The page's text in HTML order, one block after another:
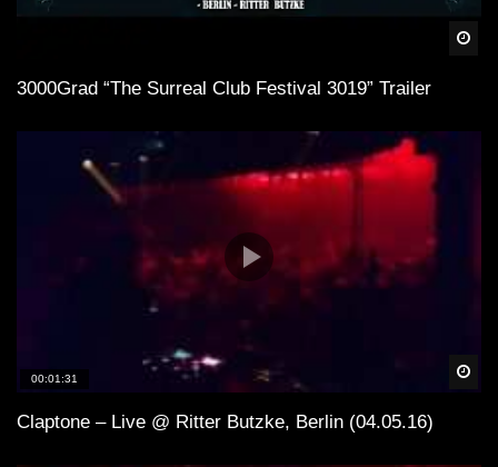
3000Grad “The Surreal Club Festival 3019” Trailer
00:01:31
Claptone – Live @ Ritter Butzke, Berlin (04.05.16)